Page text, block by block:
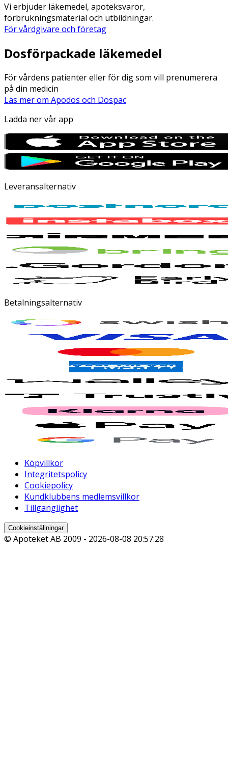
Vi erbjuder läkemedel, apoteksvaror,
förbrukningsmaterial och utbildningar.
För vårdgivare och företag
Dosförpackade läkemedel
För vårdens patienter eller för dig som vill prenumerera
på din medicin
Läs mer om Apodos och Dospac
Ladda ner vår app
Leveransalternativ
Betalningsalternativ
Köpvillkor
Integritetspolicy
Cookiepolicy
Kundklubbens medlemsvillkor
Tillgänglighet
Cookieinställningar
© Apoteket AB 2009 - 2026-08-08 20:57:28